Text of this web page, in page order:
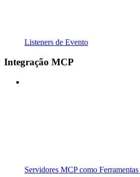
Listeners de Evento
Integração MCP
Servidores MCP como